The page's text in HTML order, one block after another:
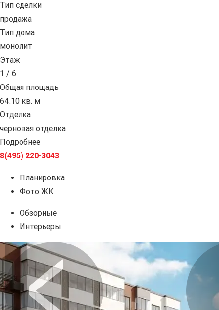
Тип сделки
продажа
Тип дома
монолит
Этаж
1 / 6
Общая площадь
64.10 кв. м
Отделка
черновая отделка
Подробнее
8(495) 220-3043
Планировка
Фото ЖК
Обзорные
Интерьеры